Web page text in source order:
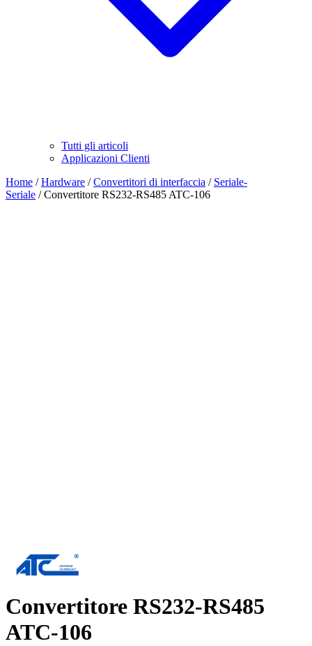
Tutti gli articoli
Applicazioni Clienti
Home /Hardware /Convertitori di interfaccia / Seriale-
Seriale / Convertitore RS232-RS485 ATC-106
Convertitore RS232-RS485
ATC-106